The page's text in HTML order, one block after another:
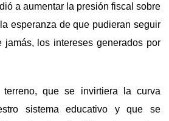
a aumentar la presión fiscal sobre
esperanza de que pudieran seguir
jamás, los intereses generados por
que se invirtiera la curva
sistema educativo y que se